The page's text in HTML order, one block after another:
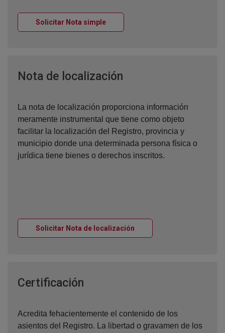
Solicitar Nota simpleVentana nueva
Nota de localización
La nota de localización proporciona información
meramente instrumental que tiene como objeto
facilitar la localización del Registro, provincia y
municipio donde una determinada persona física o
jurídica tiene bienes o derechos inscritos.
Solicitar Nota de localización
Certificación
Acredita fehacientemente el contenido de los
asientos del Registro. La libertad o gravamen de los